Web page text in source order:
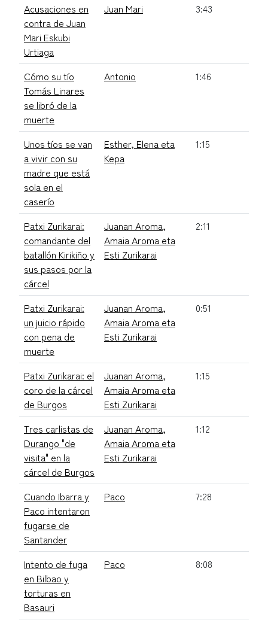
Acusaciones en
contra de Juan
Mari Eskubi
Urtiaga
Juan Mari 3:43
Cómo su tío
Tomás Linares
se libró de la
muerte
Antonio 1:46
Unos tíos se van
a vivir con su
madre que está
sola en el
caserío
Esther, Elena eta
Kepa
1:15
Patxi Zurikarai:
comandante del
batallón Kirikiño y
sus pasos por la
cárcel
Juanan Aroma,
Amaia Aroma eta
Esti Zurikarai
2:11
Patxi Zurikarai:
un juicio rápido
con pena de
muerte
Juanan Aroma,
Amaia Aroma eta
Esti Zurikarai
0:51
Patxi Zurikarai: el
coro de la cárcel
de Burgos
Juanan Aroma,
Amaia Aroma eta
Esti Zurikarai
1:15
Tres carlistas de
Durango "de
visita" en la
cárcel de Burgos
Juanan Aroma,
Amaia Aroma eta
Esti Zurikarai
1:12
Cuando Ibarra y
Paco intentaron
fugarse de
Santander
Paco 7:28
Intento de fuga
en Bilbao y
torturas en
Basauri
Paco 8:08